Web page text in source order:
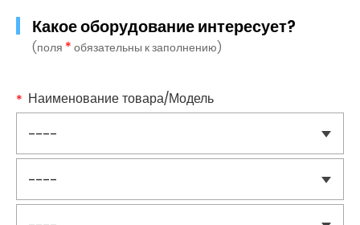
Какое оборудование интересует?
(поля * обязательны к заполнению)
Наименование товара/Модель